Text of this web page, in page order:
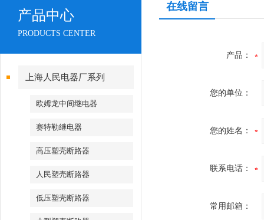
产品中心
PRODUCTS CENTER
上海人民电器厂系列
欧姆龙中间继电器
赛特勒继电器
高压塑壳断路器
人民塑壳断路器
低压塑壳断路器
在线留言
产品：
您的单位：
您的姓名：
联系电话：
常用邮箱：